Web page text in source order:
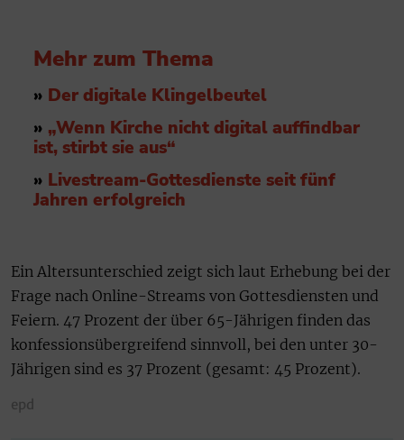
Mehr zum Thema
» Der digitale Klingelbeutel
» „Wenn Kirche nicht digital auffindbar
ist, stirbt sie aus“
» Livestream-Gottesdienste seit fünf
Jahren erfolgreich
Ein Altersunterschied zeigt sich laut Erhebung bei der
Frage nach Online-Streams von Gottesdiensten und
Feiern. 47 Prozent der über 65-Jährigen finden das
konfessionsübergreifend sinnvoll, bei den unter 30-
Jährigen sind es 37 Prozent (gesamt: 45 Prozent).
epd